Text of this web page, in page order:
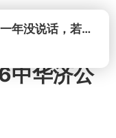
打开牺牲两个战士，中国忍了一年没说话，若菲律宾死了人，他会开战吗
中华济公